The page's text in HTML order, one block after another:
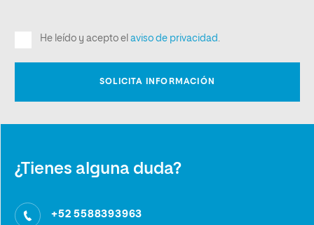
¿Tienes alguna duda?
+52 5588393963